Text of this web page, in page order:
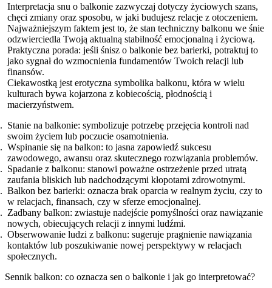
Interpretacja snu o balkonie zazwyczaj dotyczy życiowych szans,
chęci zmiany oraz sposobu, w jaki budujesz relacje z otoczeniem.
Najważniejszym faktem jest to, że stan techniczny balkonu we śnie
odzwierciedla Twoją aktualną stabilność emocjonalną i życiową.
Praktyczna porada: jeśli śnisz o balkonie bez barierki, potraktuj to
jako sygnał do wzmocnienia fundamentów Twoich relacji lub
finansów.
Ciekawostką jest erotyczna symbolika balkonu, która w wielu
kulturach bywa kojarzona z kobiecością, płodnością i
macierzyństwem.
Stanie na balkonie: symbolizuje potrzebę przejęcia kontroli nad
swoim życiem lub poczucie osamotnienia.
Wspinanie się na balkon: to jasna zapowiedź sukcesu
zawodowego, awansu oraz skutecznego rozwiązania problemów.
Spadanie z balkonu: stanowi poważne ostrzeżenie przed utratą
zaufania bliskich lub nadchodzącymi kłopotami zdrowotnymi.
Balkon bez barierki: oznacza brak oparcia w realnym życiu, czy to
w relacjach, finansach, czy w sferze emocjonalnej.
Zadbany balkon: zwiastuje nadejście pomyślności oraz nawiązanie
nowych, obiecujących relacji z innymi ludźmi.
Obserwowanie ludzi z balkonu: sugeruje pragnienie nawiązania
kontaktów lub poszukiwanie nowej perspektywy w relacjach
społecznych.
Sennik balkon: co oznacza sen o balkonie i jak go interpretować?